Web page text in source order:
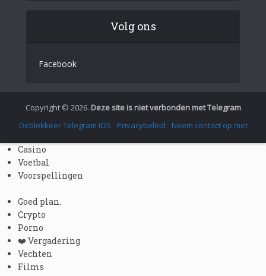
Spanish
Greek
Chinese
Japanese
Czech
Danish
Volg ons
Facebook
Copyright © 2026. Deze site is niet verbonden met Telegram
Deblokkeer Telegram IOS
Privacybeleid Neem contact op met
Casino
Voetbal
Voorspellingen
Goed plan.
Crypto
Porno
❤️ Vergadering
Vechten
Films